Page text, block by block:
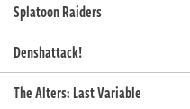
Splatoon Raiders
Denshattack!
The Alters: Last Variable